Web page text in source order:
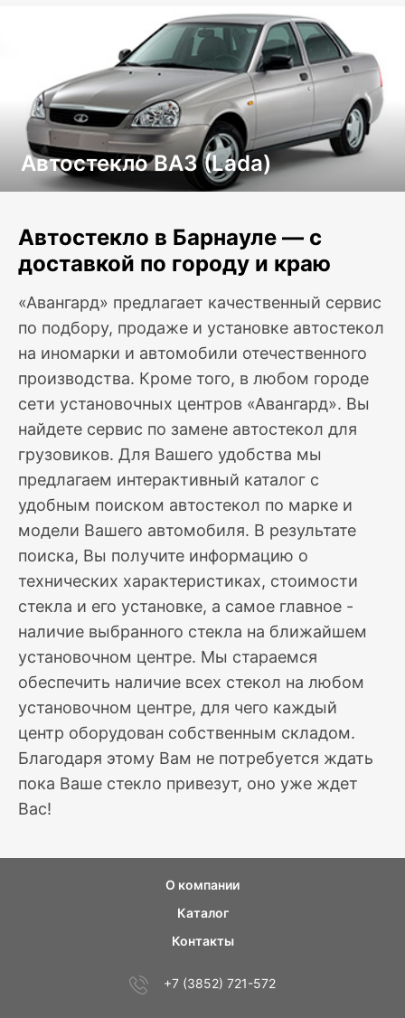
Автостекло ВАЗ (Lada)
Автостекло в Барнауле — с
доставкой по городу и краю
«Авангард» предлагает качественный сервис
по подбору, продаже и установке автостекол
на иномарки и автомобили отечественного
производства. Кроме того, в любом городе
сети установочных центров «Авангард». Вы
найдете сервис по замене автостекол для
грузовиков. Для Вашего удобства мы
предлагаем интерактивный каталог с
удобным поиском автостекол по марке и
модели Вашего автомобиля. В результате
поиска, Вы получите информацию о
технических характеристиках, стоимости
стекла и его установке, а самое главное -
наличие выбранного стекла на ближайшем
установочном центре. Мы стараемся
обеспечить наличие всех стекол на любом
установочном центре, для чего каждый
центр оборудован собственным складом.
Благодаря этому Вам не потребуется ждать
пока Ваше стекло привезут, оно уже ждет
Вас!
О компании
Каталог
Контакты
+7 (3852) 721-572